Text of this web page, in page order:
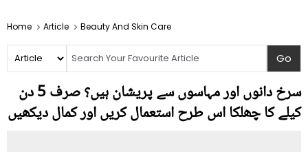
Home Article Beauty And Skin Care
سرخ دانوں اور مہاسوں سے پریشان ہیں؟ صرف 5 دن
کیلے کا چھلکا اس طرح استعمال کریں اور کمال دیکھیں